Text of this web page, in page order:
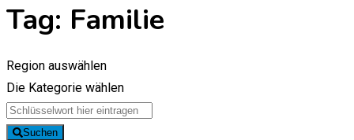
Tag: Familie
Region auswählen
Die Kategorie wählen
Suchen